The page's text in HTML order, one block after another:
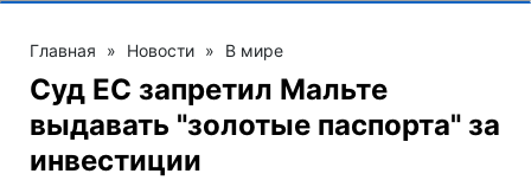
Главная » Новости » В мире
Суд ЕС запретил Мальте
выдавать "золотые паспорта" за
инвестиции